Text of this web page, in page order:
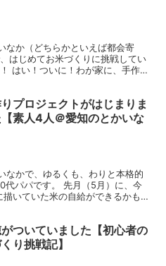
なか（どちらかといえば都会寄
はじめてお米づくりに挑戦してい
はい！ついに！わが家に、手作り
プロジェクトがはじまりま
【素人4人＠愛知のとかいな
なかで、ゆるくも、わりと本格的
代パパです。 先月（5月）に、今
いていた米の自給ができるかもし
ついていました【初心者の
り挑戦記】